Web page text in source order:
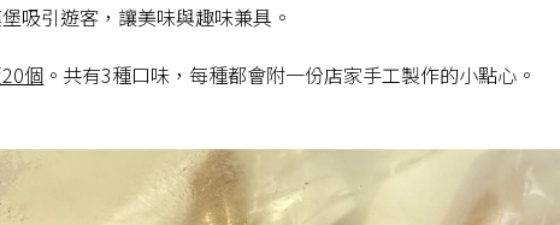
吸引遊客，讓美味與趣味兼具。
個 。共有3種口味，每種都會附一份店家手工製作的小點心。